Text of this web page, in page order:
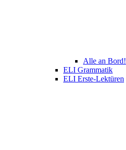
Alle an Bord!
ELI Grammatik
ELI Erste-Lektüren